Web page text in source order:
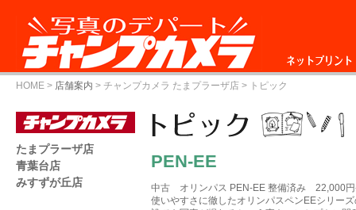
ネットプリント
HOME > 店舗案内 > チャンプカメラ たまプラーザ店 > トピック
PEN-EE
中古 オリンパス PEN-EE 整備済み 22,000
使いやすさに徹したオリンパスペンEEシリー
たまプラーザ店
青葉台店
みすずが丘店